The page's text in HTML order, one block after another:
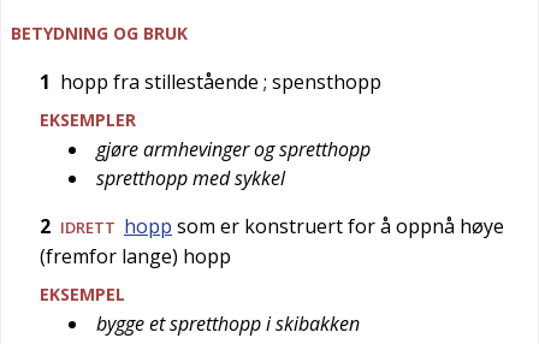
BETYDNING OG BRUK
1 hopp fra stillestående ; spensthopp
EKSEMPLER
gjøre armhevinger og spretthopp
spretthopp med sykkel
2 IDRETT hopp som er konstruert for å oppnå høye
(fremfor lange) hopp
EKSEMPEL
bygge et spretthopp i skibakken